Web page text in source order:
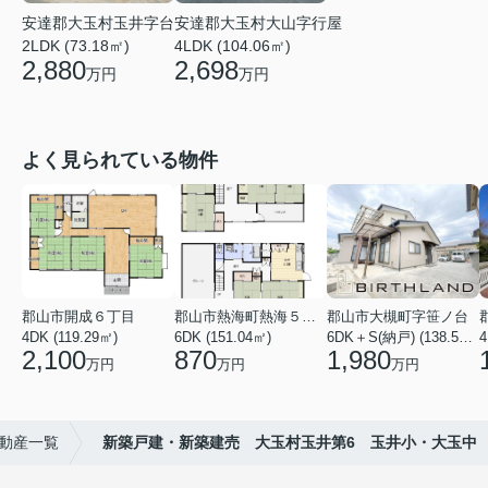
安達郡大玉村玉井字台
2LDK (73.18㎡)
2,880万円
安達郡大玉村大山字行屋
4LDK (104.06㎡)
2,698万円
よく見られている物件
郡山市開成６丁目
4DK (119.29㎡)
2,100万円
郡山市熱海町熱海５丁目
6DK (151.04㎡)
870万円
郡山市大槻町字笹ノ台
6DK＋S(納戸) (138.55㎡)
1,980万円
産一覧 新築戸建・新築建売 大玉村玉井第6 玉井小・大玉中